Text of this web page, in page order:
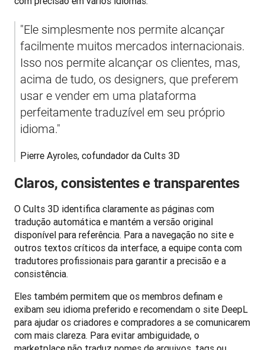
"Ele simplesmente nos permite alcançar
facilmente muitos mercados internacionais.
Isso nos permite alcançar os clientes, mas,
acima de tudo, os designers, que preferem
usar e vender em uma plataforma
perfeitamente traduzível em seu próprio
idioma."
Pierre Ayroles, cofundador da Cults 3D
Claros, consistentes e transparentes
O Cults 3D identifica claramente as páginas com
tradução automática e mantém a versão original
disponível para referência. Para a navegação no site e
outros textos críticos da interface, a equipe conta com
tradutores profissionais para garantir a precisão e a
consistência.
Eles também permitem que os membros definam e
exibam seu idioma preferido e recomendam o site DeepL
para ajudar os criadores e compradores a se comunicarem
com mais clareza. Para evitar ambiguidade, o